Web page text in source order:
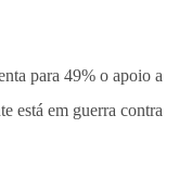
para 49% o apoio a
está em guerra contra